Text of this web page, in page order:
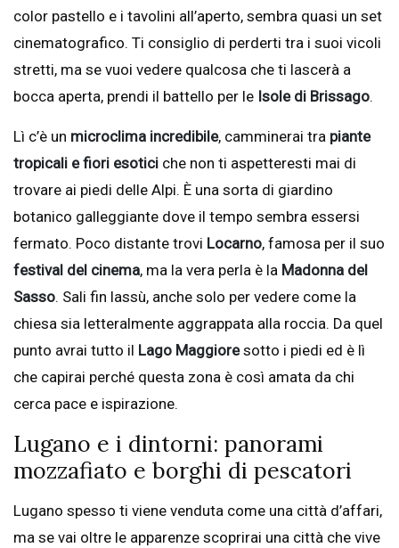
color pastello e i tavolini all’aperto, sembra quasi un set
cinematografico. Ti consiglio di perderti tra i suoi vicoli
stretti, ma se vuoi vedere qualcosa che ti lascerà a
bocca aperta, prendi il battello per le Isole di Brissago.
Lì c’è un microclima incredibile, camminerai tra piante
tropicali e fiori esotici che non ti aspetteresti mai di
trovare ai piedi delle Alpi. È una sorta di giardino
botanico galleggiante dove il tempo sembra essersi
fermato. Poco distante trovi Locarno, famosa per il suo
festival del cinema, ma la vera perla è la Madonna del
Sasso. Sali fin lassù, anche solo per vedere come la
chiesa sia letteralmente aggrappata alla roccia. Da quel
punto avrai tutto il Lago Maggioresotto i piedi ed è lì
che capirai perché questa zona è così amata da chi
cerca pace e ispirazione.
Lugano e i dintorni: panorami
mozzafiato e borghi di pescatori
Lugano spesso ti viene venduta come una città d’affari,
ma se vai oltre le apparenze scoprirai una città che vive